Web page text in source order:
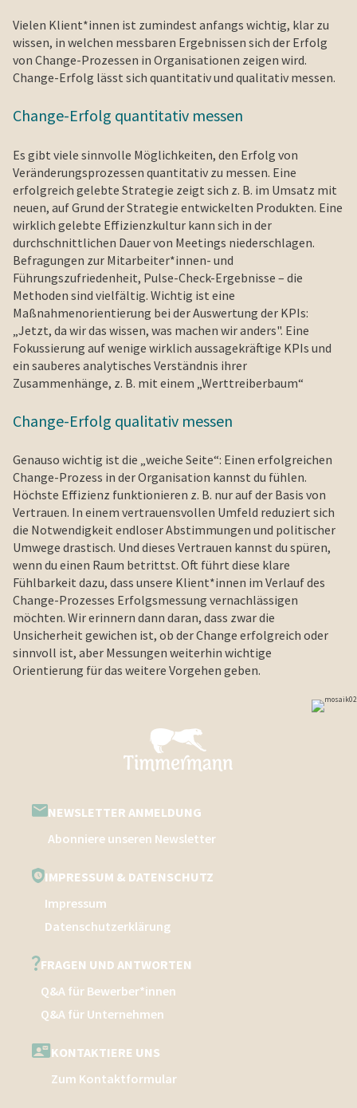
Vielen Klient*innen ist zumindest anfangs wichtig, klar zu
wissen, in welchen messbaren Ergebnissen sich der Erfolg
von Change-Prozessen in Organisationen zeigen wird.
Change-Erfolg lässt sich quantitativ und qualitativ messen.
Change-Erfolg quantitativ messen
Es gibt viele sinnvolle Möglichkeiten, den Erfolg von
Veränderungsprozessen quantitativ zu messen. Eine
erfolgreich gelebte Strategie zeigt sich z. B. im Umsatz mit
neuen, auf Grund der Strategie entwickelten Produkten. Eine
wirklich gelebte Effizienzkultur kann sich in der
durchschnittlichen Dauer von Meetings niederschlagen.
Befragungen zur Mitarbeiter*innen- und
Führungszufriedenheit, Pulse-Check-Ergebnisse – die
Methoden sind vielfältig. Wichtig ist eine
Maßnahmenorientierung bei der Auswertung der KPIs:
„Jetzt, da wir das wissen, was machen wir anders". Eine
Fokussierung auf wenige wirklich aussagekräftige KPIs und
ein sauberes analytisches Verständnis ihrer
Zusammenhänge, z. B. mit einem „Werttreiberbaum“
Change-Erfolg qualitativ messen
Genauso wichtig ist die „weiche Seite“: Einen erfolgreichen
Change-Prozess in der Organisation kannst du fühlen.
Höchste Effizienz funktionieren z. B. nur auf der Basis von
Vertrauen. In einem vertrauensvollen Umfeld reduziert sich
die Notwendigkeit endloser Abstimmungen und politischer
Umwege drastisch. Und dieses Vertrauen kannst du spüren,
wenn du einen Raum betrittst. Oft führt diese klare
Fühlbarkeit dazu, dass unsere Klient*innen im Verlauf des
Change-Prozesses Erfolgsmessung vernachlässigen
möchten. Wir erinnern dann daran, dass zwar die
Unsicherheit gewichen ist, ob der Change erfolgreich oder
sinnvoll ist, aber Messungen weiterhin wichtige
Orientierung für das weitere Vorgehen geben.
NEWSLETTER ANMELDUNG
Abonniere unseren Newsletter
IMPRESSUM & DATENSCHUTZ
Impressum
Datenschutzerklärung
FRAGEN UND ANTWORTEN
Q&A für Bewerber*innen
Q&A für Unternehmen
KONTAKTIERE UNS
Zum Kontaktformular